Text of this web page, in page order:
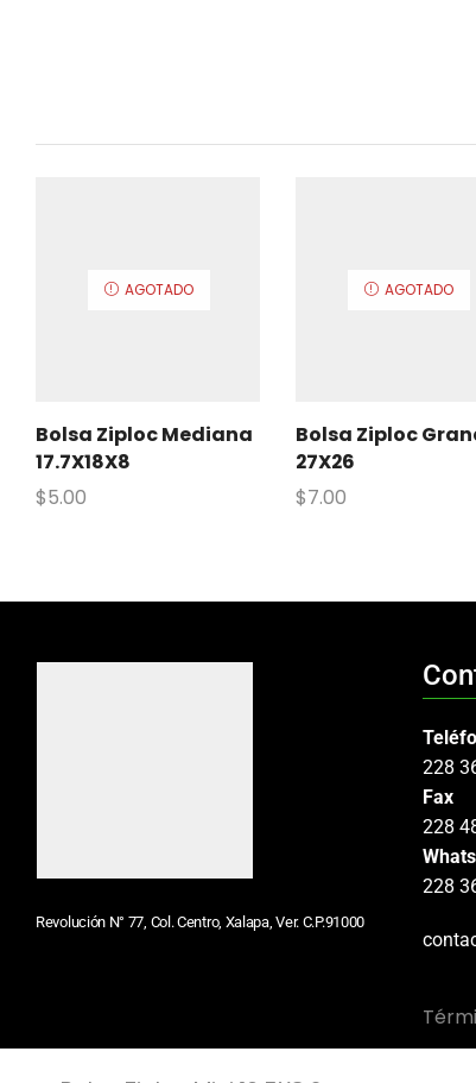
AGOTADO
Bolsa Ziploc Mediana
17.7X18X8
$5.00
AGOTADO
Bolsa Ziploc
27X26
$7.00
Revolución N° 77, Col. Centro, Xalapa, Ver. C.P.91000
228
Fax
228
228